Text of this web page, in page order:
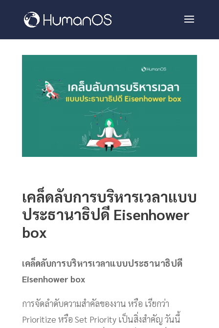
เคล็ดลับการบริหารเวลาแบบ
ประธานาธิปดี Eisenhower
box
เคล็ดลับการบริหารเวลาแบบประธานาธิปดี
Eisenhower box
การจัดลำดับความสำคัลของงาน หรือ เรียกว่า
Prioritize หรือ Set Priority เป็นสิ่งสำคัญ วันนี้